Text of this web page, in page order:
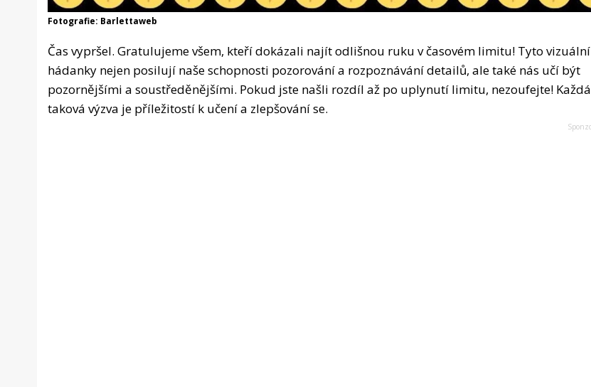
Fotografie: Barlettaweb
Čas vypršel. Gratulujeme všem, kteří dokázali najít odlišnou ruku v časovém limitu! Tyto vizuální
hádanky nejen posilují naše schopnosti pozorování a rozpoznávání detailů, ale také nás učí být
pozornějšími a soustředěnějšími. Pokud jste našli rozdíl až po uplynutí limitu, nezoufejte! Každá
taková výzva je příležitostí k učení a zlepšování se.